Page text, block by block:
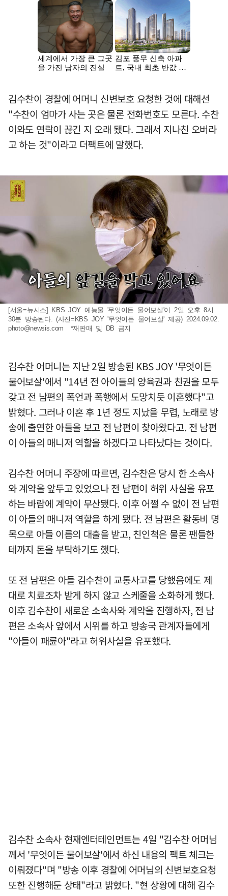
김수찬이 경찰에 어머니 신변보호 요청한 것에 대해선
"수찬이 엄마가 사는 곳은 물론 전화번호도 모른다. 수찬
이와도 연락이 끊긴 지 오래 됐다. 그래서 지나친 오버라
고 하는 것"이라고 더팩트에 말했다.
[서울=뉴시스] KBS JOY 예능물 '무엇이든 물어보살'이 2일 오후 8시
30분 방송된다. (사진=KBS JOY '무엇이든 물어보살' 제공) 2024.09.02.
photo@newsis.com *재판매 및 DB 금지
김수찬 어머니는 지난 2일 방송된 KBS JOY '무엇이든
물어보살'에서 "14년 전 아이들의 양육권과 친권을 모두
갖고 전 남편의 폭언과 폭행에서 도망치듯 이혼했다"고
밝혔다. 그러나 이혼 후 1년 정도 지났을 무렵, 노래로 방
송에 출연한 아들을 보고 전 남편이 찾아왔다고. 전 남편
이 아들의 매니저 역할을 하겠다고 나타났다는 것이다.
김수찬 어머니 주장에 따르면, 김수찬은 당시 한 소속사
와 계약을 앞두고 있었으나 전 남편이 허위 사실을 유포
하는 바람에 계약이 무산됐다. 이후 어쩔 수 없이 전 남편
이 아들의 매니저 역할을 하게 됐다. 전 남편은 활동비 명
목으로 아들 이름의 대출을 받고, 친인척은 물론 팬들한
테까지 돈을 부탁하기도 했다.
또 전 남편은 아들 김수찬이 교통사고를 당했음에도 제
대로 치료조차 받게 하지 않고 스케줄을 소화하게 했다.
이후 김수찬이 새로운 소속사와 계약을 진행하자, 전 남
편은 소속사 앞에서 시위를 하고 방송국 관계자들에게
"아들이 패륜아"라고 허위사실을 유포했다.
김수찬 소속사 현재엔터테인먼트는 4일 "김수찬 어머님
께서 '무엇이든 물어보살'에서 하신 내용의 팩트 체크는
이뤄졌다"며 "방송 이후 경찰에 어머님의 신변보호요청
또한 진행해둔 상태"라고 밝혔다. "현 상황에 대해 김수